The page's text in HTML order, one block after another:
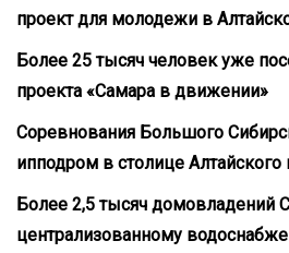
проект для молодежи в
Более 25 тысяч человек уже
проекта «Самара в движении»
Соревнования Большого
ипподром в столице Алтайского
Более 2,5 тысяч
централизованному